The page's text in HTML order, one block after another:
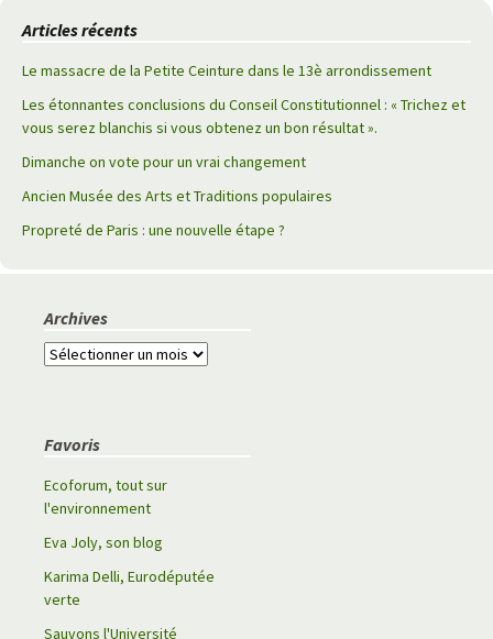
Articles récents
Le massacre de la Petite Ceinture dans le 13è arrondissement
Les étonnantes conclusions du Conseil Constitutionnel : « Trichez et
vous serez blanchis si vous obtenez un bon résultat ».
Dimanche on vote pour un vrai changement
Ancien Musée des Arts et Traditions populaires
Propreté de Paris : une nouvelle étape ?
Archives
A
i
e
s
Favoris
Ecoforum, tout sur
l'environnement
Eva Joly, son blog
Karima Delli, Eurodéputée
verte
Sauvons l'Université